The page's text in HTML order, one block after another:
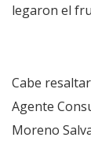
legaron el
Cabe
Agente
Moreno